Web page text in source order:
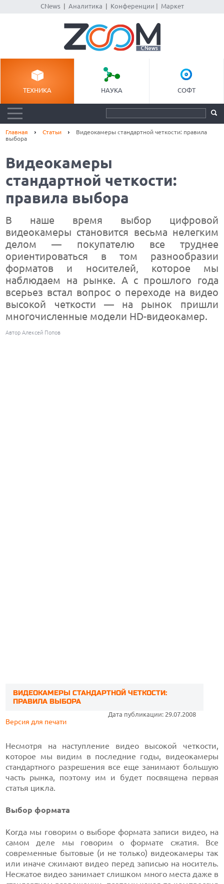
CNews| Аналитика Конференции Маркет
ТЕХНИКА НАУКА СОФТ
Главная Статьи
Видеокамеры стандартной четкости: правила
выбора
Видеокамеры
стандартной четкости:
правила выбора
В наше время выбор цифровой
видеокамеры становится весьма нелегким
делом — покупателю все труднее
ориентироваться в том разнообразии
форматов и носителей, которое мы
наблюдаем на рынке. А с прошлого года
всерьез встал вопрос о переходе на видео
высокой четкости — на рынок пришли
многочисленные модели HD-видеокамер.
Автор Алексей Попов
ВИДЕОКАМЕРЫ СТАНДАРТНОЙ ЧЕТКОСТИ:
ПРАВИЛА ВЫБОРА
Дата публикации: 29.07.2008
Версия для печати
Несмотря на наступление видео высокой четкости,
которое мы видим в последние годы, видеокамеры
стандартного разрешения все еще занимают большую
часть рынка, поэтому им и будет посвящена первая
статья цикла.
Выбор формата
Когда мы говорим о выборе формата записи видео, на
самом деле мы говорим о формате сжатия. Все
современные бытовые (и не только) видеокамеры так
или иначе сжимают видео перед записью на носитель.
Несжатое видео занимает слишком много места даже в